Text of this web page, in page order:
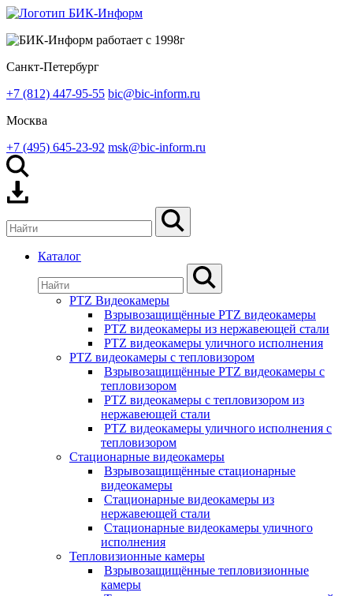
Санкт-Петербург
+7 (812) 447-95-55 bic@bic-inform.ru
Москва
+7 (495) 645-23-92 msk@bic-inform.ru
Каталог
PTZ Видеокамеры
Взрывозащищённые PTZ видеокамеры
PTZ видеокамеры из нержавеющей стали
PTZ видеокамеры уличного исполнения
PTZ видеокамеры с тепловизором
Взрывозащищённые PTZ видеокамеры с
тепловизором
PTZ видеокамеры с тепловизором из
нержавеющей стали
PTZ видеокамеры уличного исполнения с
тепловизором
Стационарные видеокамеры
Взрывозащищённые стационарные
видеокамеры
Стационарные видеокамеры из
нержавеющей стали
Стационарные видеокамеры уличного
исполнения
Тепловизионные камеры
Взрывозащищённые тепловизионные
камеры